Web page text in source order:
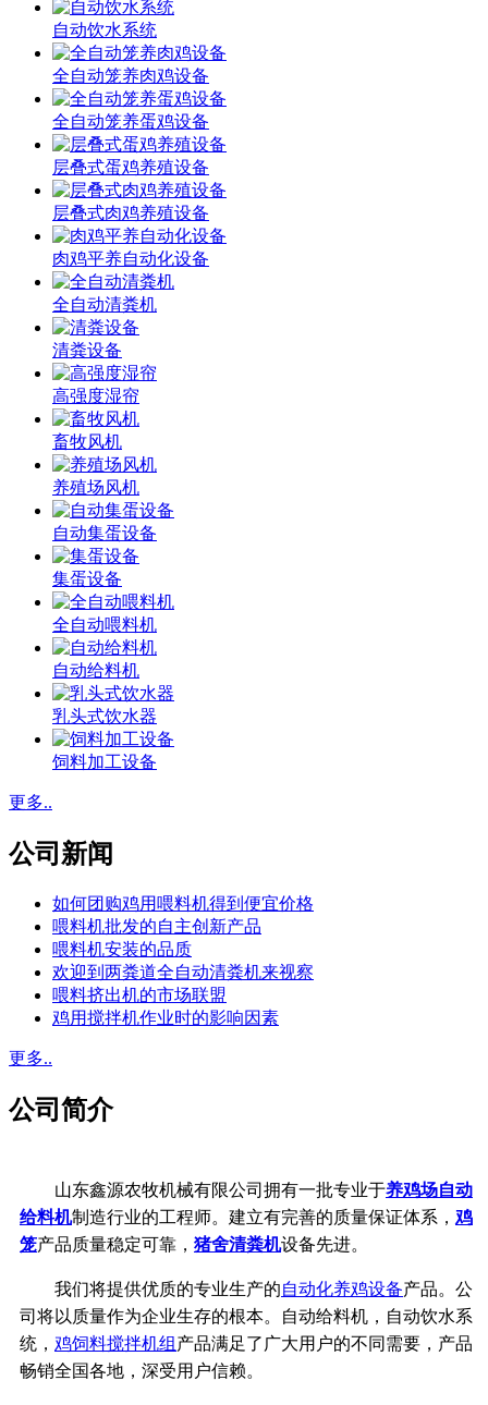
自动饮水系统
全自动笼养肉鸡设备
全自动笼养蛋鸡设备
层叠式蛋鸡养殖设备
层叠式肉鸡养殖设备
肉鸡平养自动化设备
全自动清粪机
清粪设备
高强度湿帘
畜牧风机
养殖场风机
自动集蛋设备
集蛋设备
全自动喂料机
自动给料机
乳头式饮水器
饲料加工设备
更多..
公司新闻
如何团购鸡用喂料机得到便宜价格
喂料机批发的自主创新产品
喂料机安装的品质
欢迎到两粪道全自动清粪机来视察
喂料挤出机的市场联盟
鸡用搅拌机作业时的影响因素
更多..
公司简介
山东鑫源农牧机械有限公司拥有一批专业于养鸡场自动
给料机制造行业的工程师。建立有完善的质量保证体系， 鸡
笼产品质量稳定可靠， 猪舍清粪机设备先进。
我们将提供优质的专业生产的自动化养鸡设备产品。公
司将以质量作为企业生存的根本。自动给料机，自动饮水系
统， 鸡饲料搅拌机组 产品满足了广大用户的不同需要，产品
畅销全国各地，深受用户信赖。